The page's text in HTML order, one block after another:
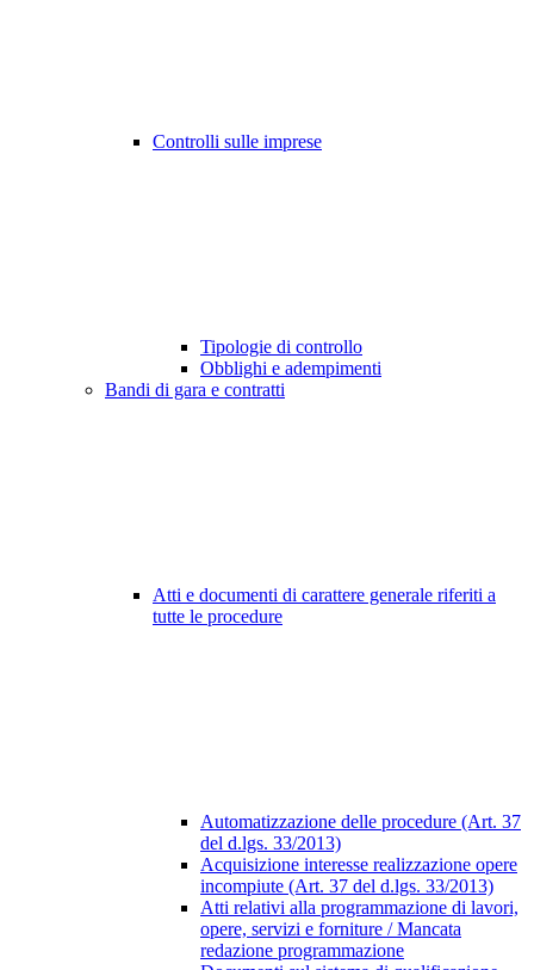
Controlli sulle imprese
Tipologie di controllo
Obblighi e adempimenti
Bandi di gara e contratti
Atti e documenti di carattere generale riferiti a
tutte le procedure
Automatizzazione delle procedure (Art. 37
del d.lgs. 33/2013)
Acquisizione interesse realizzazione opere
incompiute (Art. 37 del d.lgs. 33/2013)
Atti relativi alla programmazione di lavori,
opere, servizi e forniture / Mancata
redazione programmazione